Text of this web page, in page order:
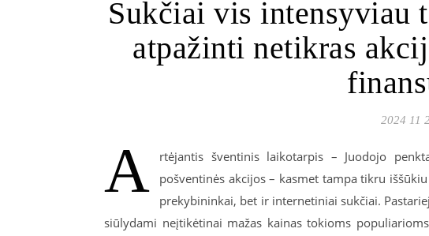
Sukčiai vis intensyviau
atpažinti netikras
2024 11
A
rtėjantis šventinis laikotarpis – Juodojo
pošventinės akcijos – kasmet tampa tikru
prekybininkai, bet ir internetiniai sukčiai.
siūlydami neįtikėtinai mažas kainas tokioms